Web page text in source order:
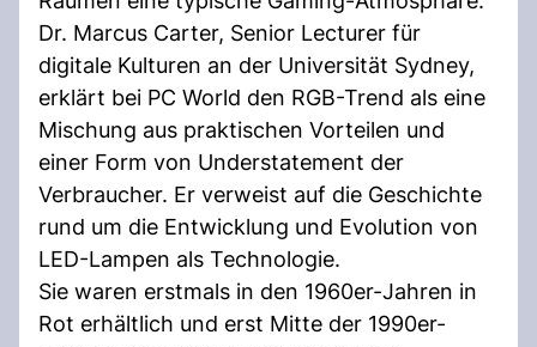
Dr. Marcus Carter, Senior Lecturer für
digitale Kulturen an der Universität Sydney,
erklärt bei PC World den RGB-Trend als eine
Mischung aus praktischen Vorteilen und
einer Form von Understatement der
Verbraucher. Er verweist auf die Geschichte
rund um die Entwicklung und Evolution von
LED-Lampen als Technologie.
Sie waren erstmals in den 1960er-Jahren in
Rot erhältlich und erst Mitte der 1990er-